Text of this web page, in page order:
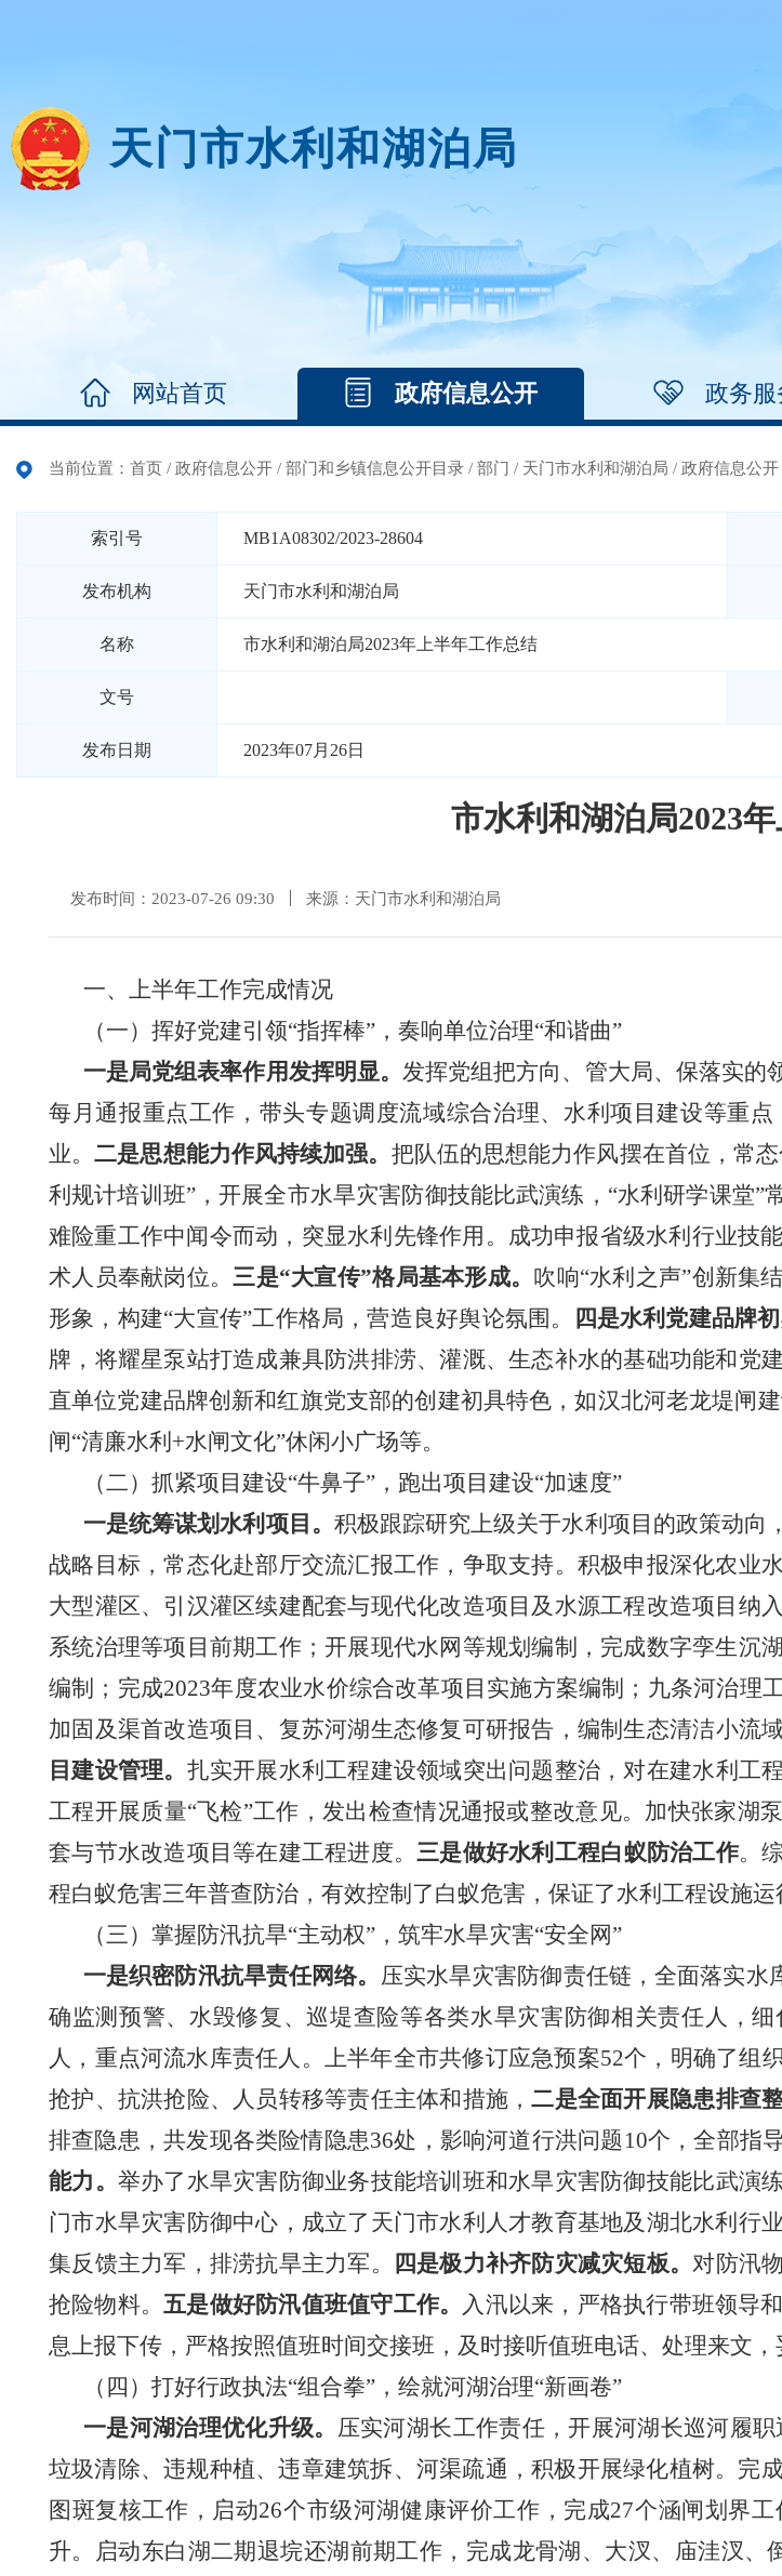
天门市水利和湖泊局
网站首页 政府信息公开 政务服
当前位置： 首页 / 政府信息公开 / 部门和乡镇信息公开目录 / 部门 / 天门市水利和湖泊局 / 政府信息公开
索引号 MB1A08302/2023-28604
发布机构 天门市水利和湖泊局
名称 市水利和湖泊局2023年上半年工作总结
文号
发布日期 2023年07月26日
市水利和湖泊局2023
发布时间：2023-07-26 09:30 来源：天门市水利和湖泊局
一、上半年工作完成情况
（一） 挥好党建引领“指挥棒” ，奏响单位治理“和谐曲”
一是局党组表率作用发挥明显。 发挥党组把方向、管大局、保落实的
每月通报重点工作，带头专题调度流域综合治理、水利项目建设等重点
业。二是思想能力作风持续加强。 把队伍的思想能力作风摆在首位，常
利规计培训班”，开展全市水旱灾害防御技能比武演练，“水利研学课堂
难险重工作中闻令而动，突显水利先锋作用。成功申报省级水利行业技
术人员奉献岗位。三是“大宣传”格局基本形成。 吹响“水利之声”创新集
形象，构建“大宣传”工作格局，营造良好舆论氛围。
四是水利党建品牌
牌，将耀星泵站打造成兼具防洪排涝、灌溉、生态补水的基础功能和党
直单位党建品牌创新和红旗党支部的创建初具特色，如汉北河老龙堤闸
闸“清廉水利+水闸文化”休闲小广场等。
（二）抓紧项目建设“牛鼻子”，跑出项目建设“加速度”
一是统筹谋划水利 项目。 积极跟踪研究上级关于水利项目的政策动向
战略目标，常态化赴部厅交流汇报工作，争取支持。积极申报深化农业
大型灌区、引汉灌区续建配套与现代化改造项目及水源工程改造项目纳
系统治理等项目前期工作；开展现代水网等规划编制，完成数字孪生沉
编制；完成2023年度农业水价综合改革项目实施方案编制 ； 九条河治理
加固及渠首改造项目、复苏河湖生态修复可研报告， 编制生态清洁小流
目建设管理。 扎实开展水利工程建设领域突出问题整治，对在建水利工
工程开展质量“飞检”工作 ，发出检查情况通报或整改意见。 加快张家湖
套与节水改造项目等在建工程进度。三是做好水利工程白蚁防治工作。
程白蚁危害三年普查防治，有效控制了白蚁危害，保证了水利工程设施运
（三） 掌握防汛抗旱“主动权”，筑牢水旱灾害“安全网”
一是织密防汛抗旱责任网络。 压实水旱灾害防御责任链 ，全面落实水
确监测预警、水毁修复、巡堤查险等各类水旱灾害防御相关责任人，细
人 ， 重点河流水库责任人 。 上半年全市共修订应急预案52个 ， 明确了组
抢护、抗洪抢险、人员转移等责任主体和措施，二是全面开展隐患排查整
排查隐患，共发现各类险情隐患36处，影响河道行洪问题10个，全部指
能力。 举办了水旱灾害防御业务技能培训班和水旱灾害防御技能比武演
门市水旱灾害防御中心，成立了天门市水利人才教育基地及湖北水利行
集反馈主力军，排涝抗旱主力军。
四是极力补齐防灾减灾短板。对防汛
抢险物料。五是做好防汛值班值守工作。 入汛以来，严格执行带班领导
息上报下传，严格按照值班时间交接班 ， 及时接听值班电话、处理来文
（四）打好行政执法“组合拳”，绘就河湖治理“新画卷”
一是河湖治理优化升级。 压实河湖长工作责任，开展河湖长巡河履
垃圾清除、违规种植、违章建筑拆、 河渠疏通，积极开展绿化植树。 完
图斑复核工作， 启动26个市级河湖健康评价工作，完成27个涵闸划界
升。
启动东白湖二期退垸还湖前期工作，完成龙骨湖、大汊、庙洼汊、